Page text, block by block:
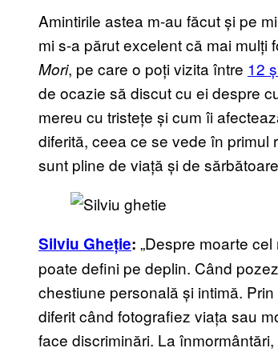
Amintirile astea m-au făcut și pe
mi s-a părut excelent că mai mulți
Mori, pe care o poți vizita între 12
de ocazie să discut cu ei despre
mereu cu tristețe și cum îi
diferită, ceea ce se vede în primul
sunt pline de viață și de
Silviu Gheție: „Despre moarte
poate defini pe deplin. Când
chestiune personală și intimă.
diferit când fotografiez viața sau
face discriminări. La